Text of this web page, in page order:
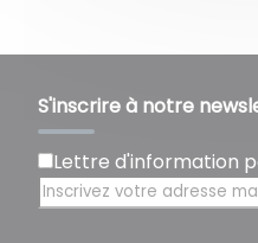
S'inscrire à notre
Lettre d'information